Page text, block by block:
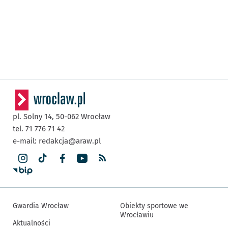
pl. Solny 14, 50-062 Wrocław
tel. 71 776 71 42
e-mail: redakcja@araw.pl
Gwardia Wrocław
Aktualności
Obiekty sportowe we
Wrocławiu